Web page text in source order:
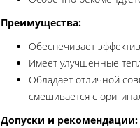
Преимущества:
Обеспечивает
Имеет улучшенные
Обладает отличной
смешивается с
Допуски и рекомендации: